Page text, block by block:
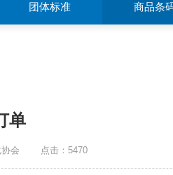
团体标准 商品条
单
会 点击：5470